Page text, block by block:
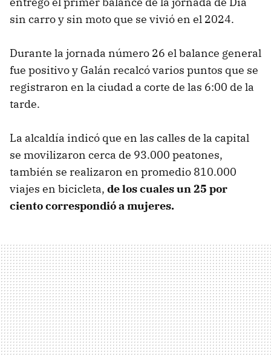
sin carro y sin moto que se vivió en el 2024.
Durante la jornada número 26 el balance general
fue positivo y Galán recalcó varios puntos que se
registraron en la ciudad a corte de las 6:00 de la
tarde.
La alcaldía indicó que en las calles de la capital
se movilizaron cerca de 93.000 peatones,
también se realizaron en promedio 810.000
viajes en bicicleta, de los cuales un 25 por
ciento correspondió a mujeres.